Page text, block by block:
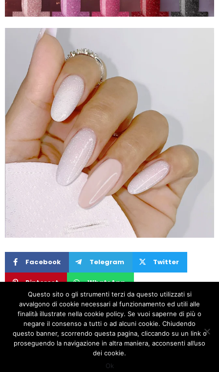
Facebook Telegram Twitter
Pinterest WhatsApp
PREVIOUS
Maxi: Scopri i Nuovi Formati da 50 ml per i Nostri Gel Costruttori!
NEXT
Copyright © 2020 Sheila Nails. All Rights Reserved
Instagram
Questo sito o gli strumenti terzi da questo utilizzati si
avvalgono di cookie necessari al funzionamento ed utili alle
finalità illustrate nella cookie policy. Se vuoi saperne di più o
negare il consenso a tutti o ad alcuni cookie. Chiudendo
questo banner, scorrendo questa pagina, cliccando su un link o
proseguendo la navigazione in altra maniera, acconsenti all’uso
dei cookie.
Ok